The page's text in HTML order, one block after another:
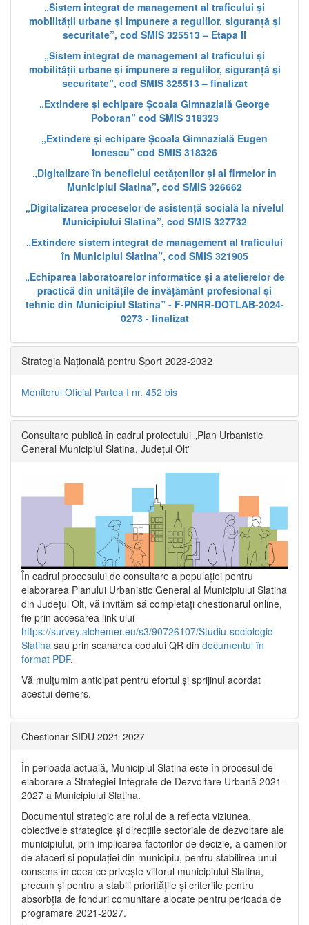
„Sistem integrat de management al traficului și
mobilității urbane și impunere a regulilor, siguranță și
securitate”, cod SMIS 325513 – Etapa II
„Sistem integrat de management al traficului și
mobilității urbane și impunere a regulilor, siguranță și
securitate”, cod SMIS 325513 – finalizat
„Extindere și echipare Școala Gimnazială George
Poboran” cod SMIS 318323
„Extindere și echipare Școala Gimnazială Eugen
Ionescu” cod SMIS 318326
„Digitalizare în beneficiul cetățenilor și al firmelor în
Municipiul Slatina”, cod SMIS 326662
„Digitalizarea proceselor de asistență socială la nivelul
Municipiului Slatina”, cod SMIS 327732
„Extindere sistem integrat de management al traficului
în Municipiul Slatina”, cod SMIS 321905
„Echiparea laboratoarelor informatice și a atelierelor de
practică din unitățile de învățământ profesional și
tehnic din Municipiul Slatina” - F-PNRR-DOTLAB-2024-
0273 - finalizat
Strategia Națională pentru Sport 2023-2032
Monitorul Oficial Partea I nr. 452 bis
Consultare publică în cadrul proiectului „Plan Urbanistic
General Municipiul Slatina, Județul Olt”
În cadrul procesului de consultare a populaţiei pentru
elaborarea Planului Urbanistic General al Municipiului Slatina
din Județul Olt, vă invităm să completați chestionarul online,
fie prin accesarea link-ului
https://survey.alchemer.eu/s3/90726107/Studiu-sociologic-
Slatina sau prin scanarea codului QR din documentul în
format PDF.
Vă mulţumim anticipat pentru efortul şi sprijinul acordat
acestui demers.
Chestionar SIDU 2021-2027
În perioada actuală, Municipiul Slatina este în procesul de
elaborare a Strategiei Integrate de Dezvoltare Urbană 2021‐
2027 a Municipiului Slatina.
Documentul strategic are rolul de a reflecta viziunea,
obiectivele strategice și direcțiile sectoriale de dezvoltare ale
municipiului, prin implicarea factorilor de decizie, a oamenilor
de afaceri și populației din municipiu, pentru stabilirea unui
consens în ceea ce privește viitorul municipiului Slatina,
precum și pentru a stabili prioritățile și criteriile pentru
absorbția de fonduri comunitare alocate pentru perioada de
programare 2021-2027.